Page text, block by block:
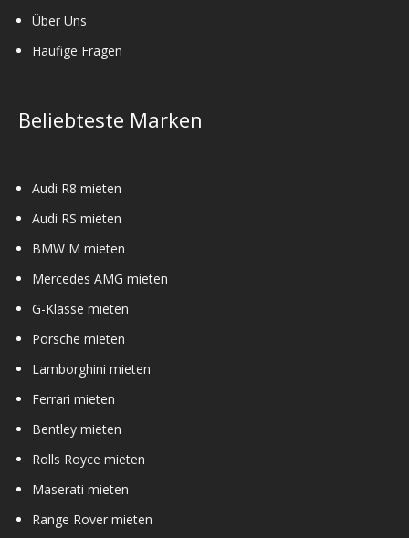
Über Uns
Häufige Fragen
Beliebteste Marken
Audi R8 mieten
Audi RS mieten
BMW M mieten
Mercedes AMG mieten
G-Klasse mieten
Porsche mieten
Lamborghini mieten
Ferrari mieten
Bentley mieten
Rolls Royce mieten
Maserati mieten
Range Rover mieten